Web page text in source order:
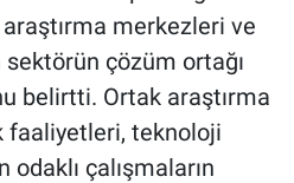
merkezleri ve
çözüm ortağı
belirtti. Ortak araştırma
faaliyetleri, teknoloji
çalışmaların